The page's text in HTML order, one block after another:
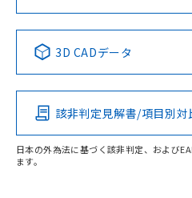
検出領域
No No
この製品の
その他の認証はこちら
3D CADデータ
該非判定見解書/項目別対
日本の外為法に基づく該非判定、および
ます。